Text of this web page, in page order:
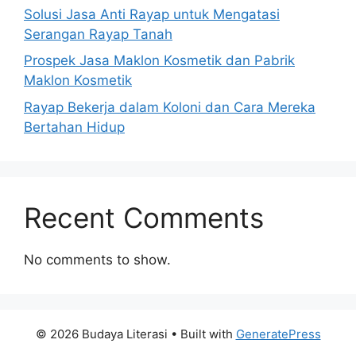
Solusi Jasa Anti Rayap untuk Mengatasi
Serangan Rayap Tanah
Prospek Jasa Maklon Kosmetik dan Pabrik
Maklon Kosmetik
Rayap Bekerja dalam Koloni dan Cara Mereka
Bertahan Hidup
Recent Comments
No comments to show.
© 2026 Budaya Literasi • Built with GeneratePress